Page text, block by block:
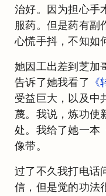
治好。因为担心手
服药。但是药有副
心慌手抖，不知如
她因工出差到芝加
告诉了她我看了
受益巨大，以及中
蔑。我说，炼功使
处。我给了她一本
像带。
过了不久我打电话
信，但是觉的功法